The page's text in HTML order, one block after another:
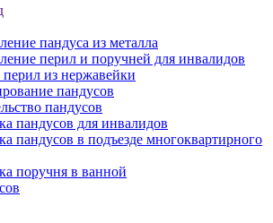
пандуса из металла
перил и поручней для инвалидов
из нержавейки
пандусов
пандусов
пандусов для инвалидов
пандусов в подъезде многоквартирного
поручня в ванной